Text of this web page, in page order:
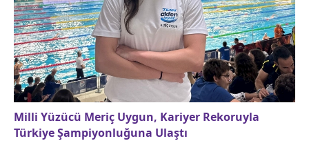
Milli Yüzücü Meriç Uygun, Kariyer Rekoruyla
Türkiye Şampiyonluğuna Ulaştı